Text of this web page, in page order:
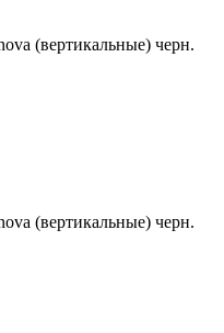
(вертикальные) черн.
(вертикальные) черн.